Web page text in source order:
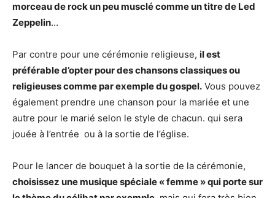
morceau de rock un peu musclé comme un titre de Led
Zeppelin…
Par contre pour une cérémonie religieuse, il est
préférable d’opter pour des chansons classiques ou
religieuses comme par exemple du gospel. Vous pouvez
également prendre une chanson pour la mariée et une
autre pour le marié selon le style de chacun. qui sera
jouée à l’entrée ou à la sortie de l’église.
Pour le lancer de bouquet à la sortie de la cérémonie,
choisissez une musique spéciale « femme » qui porte sur